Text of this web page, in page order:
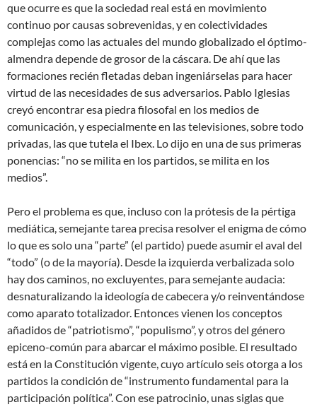
que ocurre es que la sociedad real está en movimiento
continuo por causas sobrevenidas, y en colectividades
complejas como las actuales del mundo globalizado el óptimo-
almendra depende de grosor de la cáscara. De ahí que las
formaciones recién fletadas deban ingeniárselas para hacer
virtud de las necesidades de sus adversarios. Pablo Iglesias
creyó encontrar esa piedra filosofal en los medios de
comunicación, y especialmente en las televisiones, sobre todo
privadas, las que tutela el Ibex. Lo dijo en una de sus primeras
ponencias: “no se milita en los partidos, se milita en los
medios”.
Pero el problema es que, incluso con la prótesis de la pértiga
mediática, semejante tarea precisa resolver el enigma de cómo
lo que es solo una “parte” (el partido) puede asumir el aval del
“todo” (o de la mayoría). Desde la izquierda verbalizada solo
hay dos caminos, no excluyentes, para semejante audacia:
desnaturalizando la ideología de cabecera y/o reinventándose
como aparato totalizador. Entonces vienen los conceptos
añadidos de “patriotismo”, “populismo”, y otros del género
epiceno-común para abarcar el máximo posible. El resultado
está en la Constitución vigente, cuyo artículo seis otorga a los
partidos la condición de “instrumento fundamental para la
participación política”. Con ese patrocinio, unas siglas que